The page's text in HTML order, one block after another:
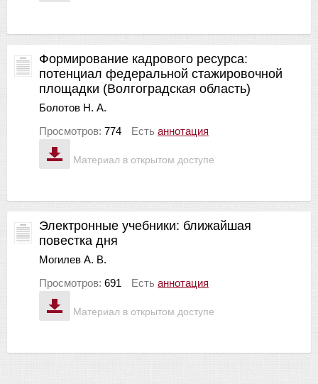
Материал в открытом доступе
Формирование кадрового ресурса:
потенциал федеральной стажировочной
площадки (Волгоградская область)
Болотов Н. А.
Просмотров: 774 Есть аннотация
Материал в открытом доступе
Электронные учебники: ближайшая
повестка дня
Могилев А. В.
Просмотров: 691 Есть аннотация